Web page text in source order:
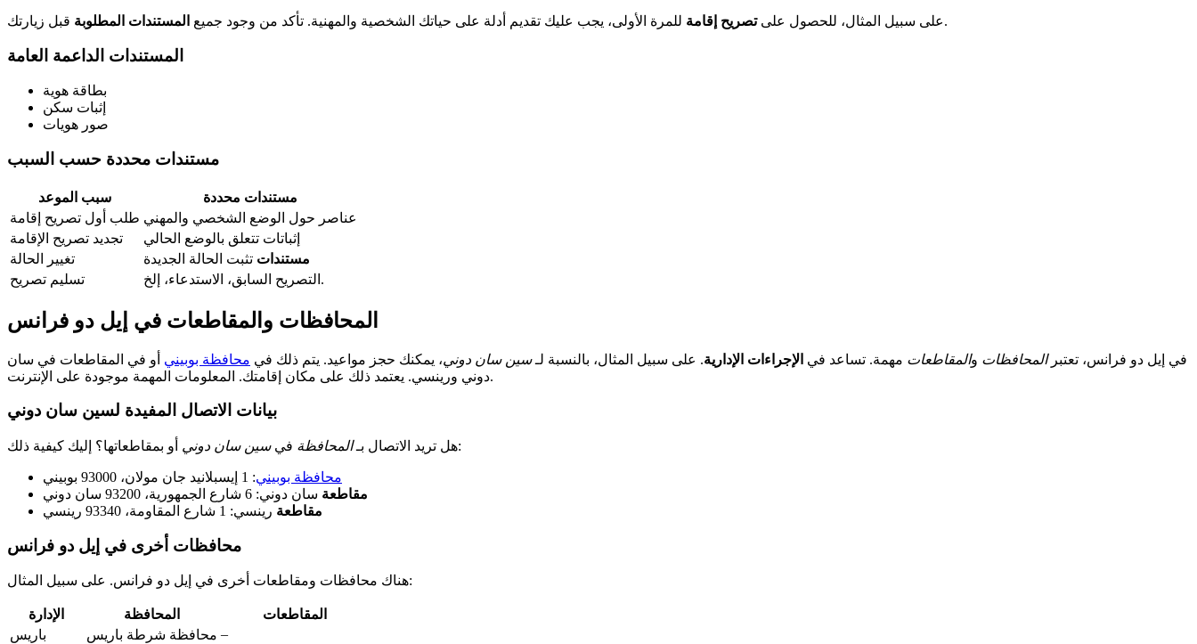
على سبيل المثال، للحصول علىتصريح إقامة للمرة الأولى، يجب عليك تقديم أدلة على حياتك الشخصية والمهنية. تأكد من وجود جميع المستندات المطلوبة قبل زيارتك.
المستندات الداعمة العامة
بطاقة هوية
إثبات سكن
صور هويات
مستندات محددة حسب السبب
سبب الموعد
مستندات محددة
طلب أول تصريح إقامة عناصر حول الوضع الشخصي والمهني
تجديد تصريح الإقامة
إثباتات تتعلق بالوضع الحالي
تغيير الحالة
مستندات تثبت الحالة الجديدة
تسليم تصريح
التصريح السابق، الاستدعاء، إلخ.
المحافظات والمقاطعات في إيل دو فرانس
في إيل دو فرانس، تعتبرالمحافظات والمقاطعات مهمة. تساعد في الإجراءات الإدارية. على سبيل المثال، بالنسبة لـسين سان دوني، يمكنك حجز مواعيد. يتم ذلك في محافظة بوبيني أو في المقاطعات في سان
دوني ورينسي. يعتمد ذلك على مكان إقامتك. المعلومات المهمة موجودة على الإنترنت.
بيانات الاتصال المفيدة لسين سان دوني
هل تريد الاتصال بـالمحافظة فيسين سان دوني أو بمقاطعاتها؟ إليك كيفية ذلك:
محافظة بوبيني: 1 إيسبلانيد جان مولان، 93000 بوبيني
مقاطعة سان دوني: 6 شارع الجمهورية، 93200 سان دوني
مقاطعة رينسي: 1 شارع المقاومة، 93340 رينسي
محافظات أخرى في إيل دو فرانس
هناك محافظات ومقاطعات أخرى في إيل دو فرانس. على سبيل المثال:
الإدارة المحافظة
المقاطعات
باريس
محافظة شرطة باريس –